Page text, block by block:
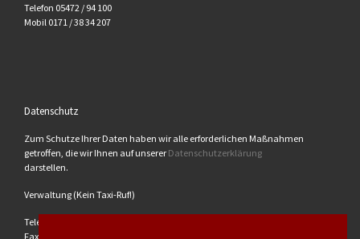
Telefon 05472 / 94 100
Mobil 0171 / 38 34 207
Datenschutz
Zum Schutze Ihrer Daten haben wir alle erforderlichen Maßnahmen
getroffen, die wir Ihnen auf unserer Datenschutzerklärung
darstellen.
Verwaltung (Kein Taxi-Ruf!)
Telefon: 05472/8461900
Fax: 05472/8461901